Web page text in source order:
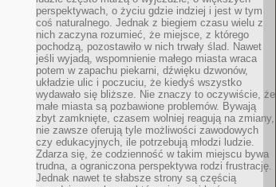
perspektywach, o życiu gdzie indziej i jest w tym
coś naturalnego. Jednak z biegiem czasu wielu z
nich zaczyna rozumieć, że miejsce, z którego
pochodzą, pozostawiło w nich trwały ślad. Nawet
jeśli wyjadą, wspomnienie małego miasta wraca
potem w zapachu piekarni, dźwięku dzwonów,
układzie ulic i poczuciu, że kiedyś wszystko
wydawało się bliższe. Nie znaczy to oczywiście, że
małe miasta są pozbawione problemów. Bywają
zbyt zamknięte, czasem wolniej reagują na zmiany,
nie zawsze oferują tyle możliwości zawodowych
czy edukacyjnych, ile potrzebują młodzi ludzie.
Zdarza się, że codzienność w takim miejscu bywa
trudna, a ograniczona perspektywa rodzi frustrację.
Jednak nawet te słabsze strony są częścią